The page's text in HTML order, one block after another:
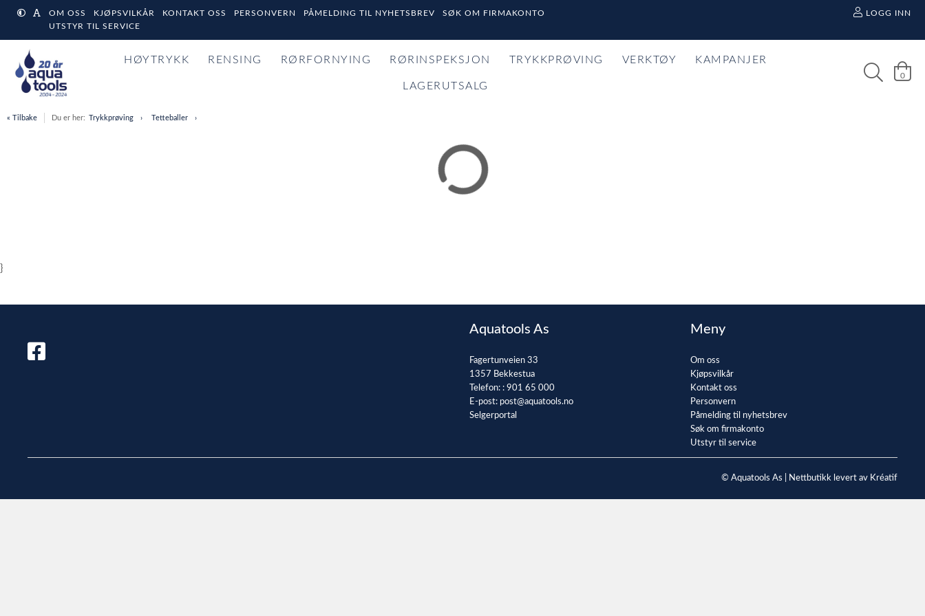
OM OSS KJØPSVILKÅR KONTAKT OSS PERSONVERN PÅMELDING TIL NYHETSBREV
SØK OM FIRMAKONTO
UTSTYR TIL SERVICE
LOGG INN
HØYTRYKK RENSING RØRFORNYING RØRINSPEKSJON TRYKKPRØVING VERKTØY KAMPANJER
LAGERUTSALG
0
« Tilbake Du er her: Trykkprøving Tetteballer
}
Aquatools As
Fagertunveien 33
1357 Bekkestua
Telefon: : 901 65 000
E-post: post@aquatools.no
Selgerportal
Meny
Om oss
Kjøpsvilkår
Kontakt oss
Personvern
Påmelding til nyhetsbrev
Søk om firmakonto
Utstyr til service
© Aquatools As | Nettbutikk levert av Kréatif